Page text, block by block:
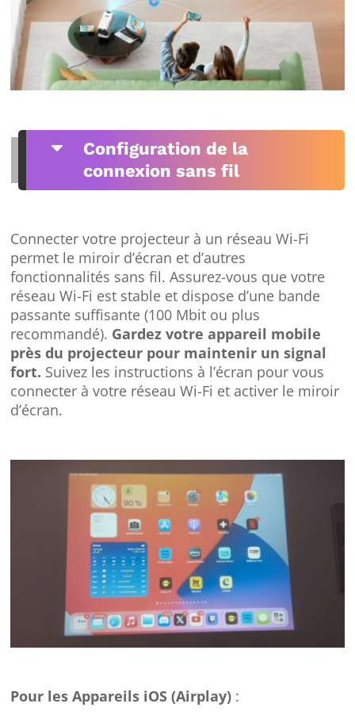
C
Configuration de la
connexion sans fil
Connecter votre projecteur à un réseau Wi-Fi
permet le miroir d’écran et d’autres
fonctionnalités sans fil. Assurez-vous que votre
réseau Wi-Fi est stable et dispose d’une bande
passante suffisante (100 Mbit ou plus
recommandé). Gardez votre appareil mobile
près du projecteur pour maintenir un signal
fort. Suivez les instructions à l’écran pour vous
connecter à votre réseau Wi-Fi et activer le miroir
d’écran.
Pour les Appareils iOS (Airplay) :